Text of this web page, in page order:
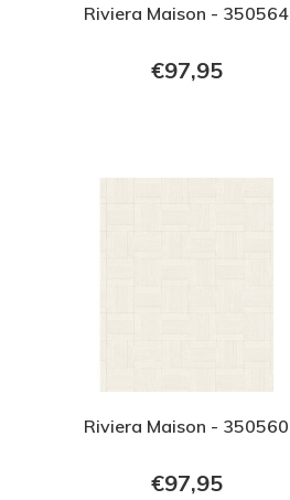
Riviera Maison - 350564
€97,95
Riviera Maison - 350560
€97,95